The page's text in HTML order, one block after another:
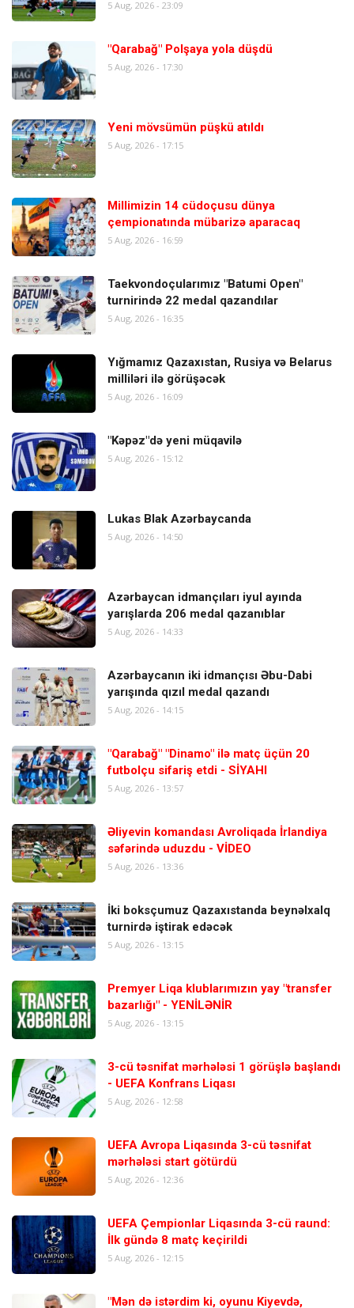
5 Aug, 2026 - 23:09
"Qarabağ" Polşaya yola düşdü
5 Aug, 2026 - 17:30
Yeni mövsümün püşkü atıldı
5 Aug, 2026 - 17:15
Millimizin 14 cüdoçusu dünya
çempionatında mübarizə aparacaq
5 Aug, 2026 - 16:59
Taekvondoçularımız "Batumi Open"
turnirində 22 medal qazandılar
5 Aug, 2026 - 16:35
Yığmamız Qazaxıstan, Rusiya və Belarus
milliləri ilə görüşəcək
5 Aug, 2026 - 16:09
"Kəpəz"də yeni müqavilə
5 Aug, 2026 - 15:12
Lukas Blak Azərbaycanda
5 Aug, 2026 - 14:50
Azərbaycan idmançıları iyul ayında
yarışlarda 206 medal qazanıblar
5 Aug, 2026 - 14:33
Azərbaycanın iki idmançısı Əbu-Dabi
yarışında qızıl medal qazandı
5 Aug, 2026 - 14:15
"Qarabağ" "Dinamo" ilə matç üçün 20
futbolçu sifariş etdi - SİYAHI
5 Aug, 2026 - 13:57
Əliyevin komandası Avroliqada İrlandiya
səfərində uduzdu - VİDEO
5 Aug, 2026 - 13:36
İki boksçumuz Qazaxıstanda beynəlxalq
turnirdə iştirak edəcək
5 Aug, 2026 - 13:15
Premyer Liqa klublarımızın yay "transfer
bazarlığı" - YENİLƏNİR
5 Aug, 2026 - 13:15
3-cü təsnifat mərhələsi 1 görüşlə başlandı
- UEFA Konfrans Liqası
5 Aug, 2026 - 12:58
UEFA Avropa Liqasında 3-cü təsnifat
mərhələsi start götürdü
5 Aug, 2026 - 12:36
UEFA Çempionlar Liqasında 3-cü raund:
İlk gündə 8 matç keçirildi
5 Aug, 2026 - 12:15
"Mən də istərdim ki, oyunu Kiyevdə,